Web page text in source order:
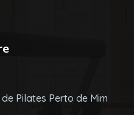
Pilates Perto de Mim